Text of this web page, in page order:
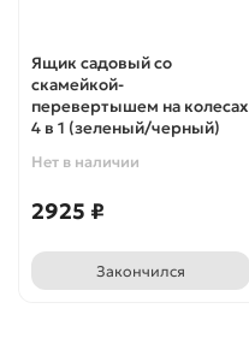
Ящик садовый со
скамейкой-
перевертышем на колесах
4 в 1 (зеленый/черный)
Нет в наличии
2925 ₽
Закончился